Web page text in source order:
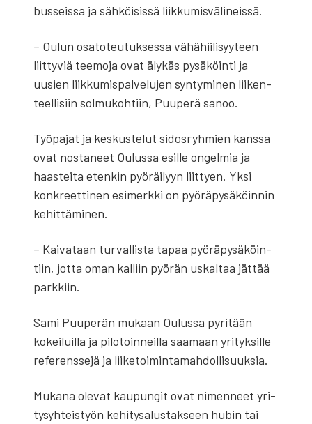
bus­seis­sa ja säh­köi­sis­sä liik­ku­mis­vä­li­neis­sä.
– Oulun osa­to­teu­tuk­ses­sa vähä­hii­li­syy­teen
liit­ty­viä tee­mo­ja ovat äly­käs pysä­köin­ti ja
uusien liik­ku­mis­pal­ve­lu­jen syn­ty­mi­nen lii­ken­
teel­li­siin sol­mu­koh­tiin, Puu­pe­rä sanoo.
Työ­pa­jat ja kes­kus­te­lut sidos­ryh­mien kans­sa
ovat nos­ta­neet Oulus­sa esil­le ongel­mia ja
haas­tei­ta eten­kin pyö­räi­lyyn liit­tyen. Yksi
kon­kreet­ti­nen esi­merk­ki on pyö­rä­py­sä­köin­nin
kehit­tä­mi­nen.
– Kai­va­taan tur­val­lis­ta tapaa pyö­rä­py­sä­köin­
tiin, jot­ta oman kal­liin pyö­rän uskal­taa jät­tää
park­kiin.
Sami Puu­pe­rän mukaan Oulus­sa pyri­tään
kokei­luil­la ja pilo­toin­neil­la saa­maan yri­tyk­sil­le
refe­rens­se­jä ja lii­ke­toi­min­ta­mah­dol­li­suuk­sia.
Muka­na ole­vat kau­pun­git ovat nimen­neet yri­
ty­syh­teis­työn kehi­ty­sa­lus­tak­seen hubin tai